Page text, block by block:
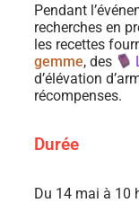
Pendant
recherches en
les recettes
gemme, des
d’élévation
récompenses.
Durée
Du 14 mai à 10